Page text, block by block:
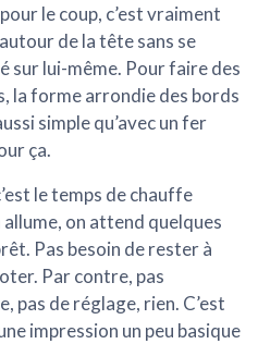
le coup, c’est vraiment
de la tête sans se
sur lui-même. Pour faire des
la forme arrondie des bords
simple qu’avec un fer
ça.
le temps de chauffe
on attend quelques
Pas besoin de rester à
Par contre, pas
pas de réglage, rien. C’est
impression un peu basique